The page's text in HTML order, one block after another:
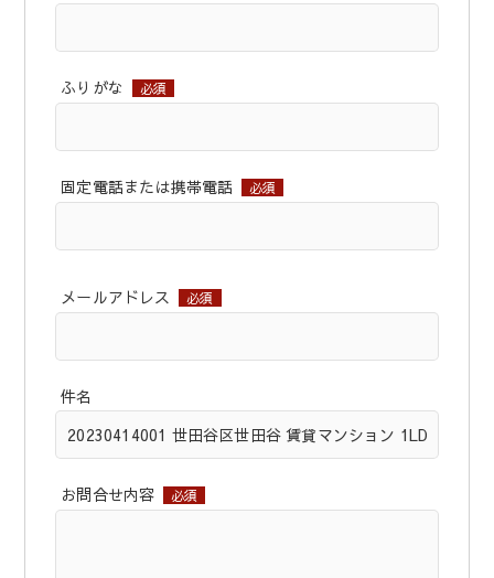
ふりがな 必須
固定電話または携帯電話 必須
メールアドレス 必須
件名
お問合せ内容 必須